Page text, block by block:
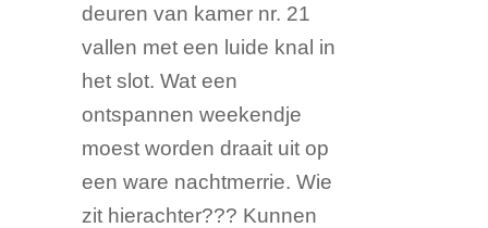
deuren van kamer nr. 21
vallen met een luide knal in
het slot. Wat een
ontspannen weekendje
moest worden draait uit op
een ware nachtmerrie. Wie
zit hierachter??? Kunnen